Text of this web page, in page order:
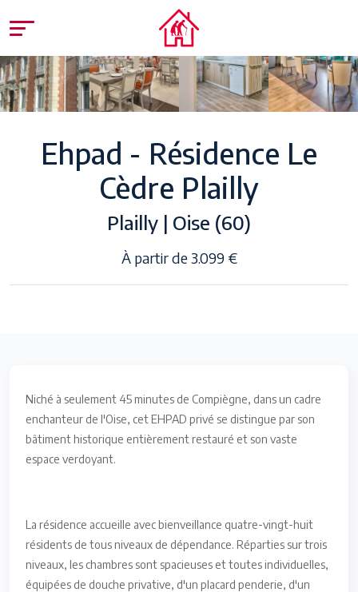
Ehpad - Résidence Le
Cèdre Plailly
Plailly | Oise (60)
À partir de 3.099 €
Niché à seulement 45 minutes de Compiègne, dans un cadre
enchanteur de l'Oise, cet EHPAD privé se distingue par son
bâtiment historique entièrement restauré et son vaste
espace verdoyant.
La résidence accueille avec bienveillance quatre-vingt-huit
résidents de tous niveaux de dépendance. Réparties sur trois
niveaux, les chambres sont spacieuses et toutes individuelles,
équipées de douche privative, d'un placard penderie, d'un